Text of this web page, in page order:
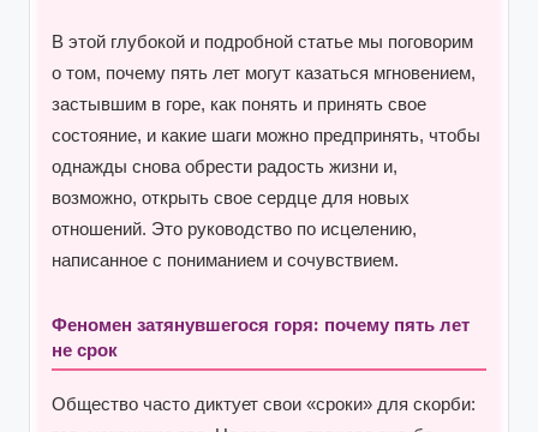
В этой глубокой и подробной статье мы поговорим
о том, почему пять лет могут казаться мгновением,
застывшим в горе, как понять и принять свое
состояние, и какие шаги можно предпринять, чтобы
однажды снова обрести радость жизни и,
возможно, открыть свое сердце для новых
отношений. Это руководство по исцелению,
написанное с пониманием и сочувствием.
Феномен затянувшегося горя: почему пять лет
не срок
Общество часто диктует свои «сроки» для скорби: